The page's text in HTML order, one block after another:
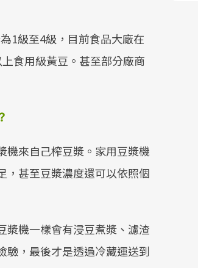
1級至4級，目前食品大廠在
食用級黃豆。甚至部分廠商
機來自己榨豆漿。家用豆漿機
，甚至豆漿濃度還可以依照個
漿機一樣會有浸豆煮漿、濾渣
驗，最後才是透過冷藏運送到